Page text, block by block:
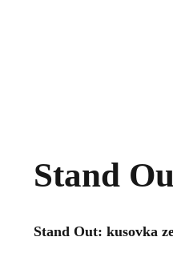
Stand
Stand Out: kusovka